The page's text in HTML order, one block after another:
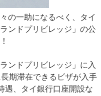
の一助になるべく、タイ
ンドプリビレッジ」の公
ンドプリビレッジ」に入
期滞在できるビザが入手
遇、タイ銀行口座開設な